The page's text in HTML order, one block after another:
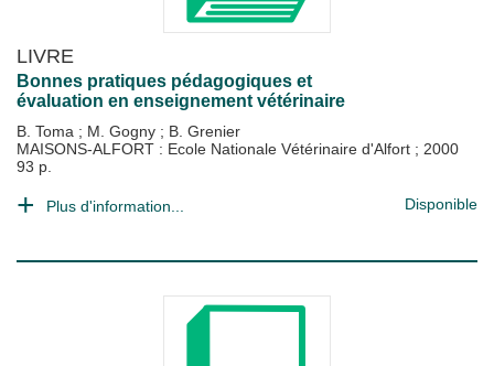
LIVRE
Bonnes pratiques pédagogiques et
évaluation en enseignement vétérinaire
B. Toma ; M. Gogny ; B. Grenier
MAISONS-ALFORT : Ecole Nationale Vétérinaire d'Alfort ; 2000
93 p.
Plus d'information... Disponible